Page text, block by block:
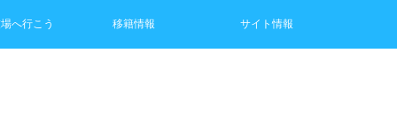
へ行こう 移籍情報 サイト情報